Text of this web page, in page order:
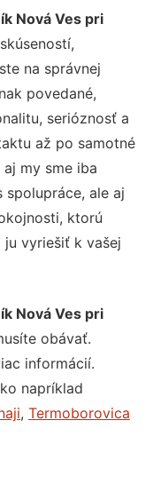
Nová Ves pri
na správnej
povedané,
serióznosť a
až po samotné
my sme iba
spolupráce, ale aj
ktorú
ju vyriešiť k vašej
Nová Ves pri
obávať.
informácií.
napríklad
, Termoborovica